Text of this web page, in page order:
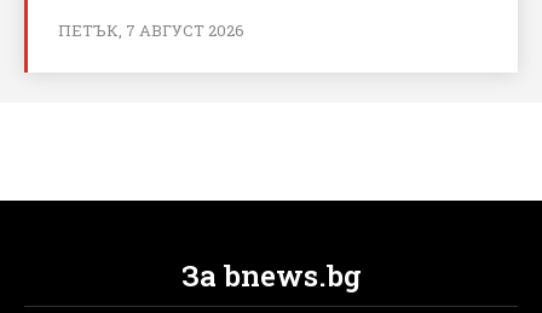
ПЕТЪК, 7 АВГУСТ 2026
За bnews.bg